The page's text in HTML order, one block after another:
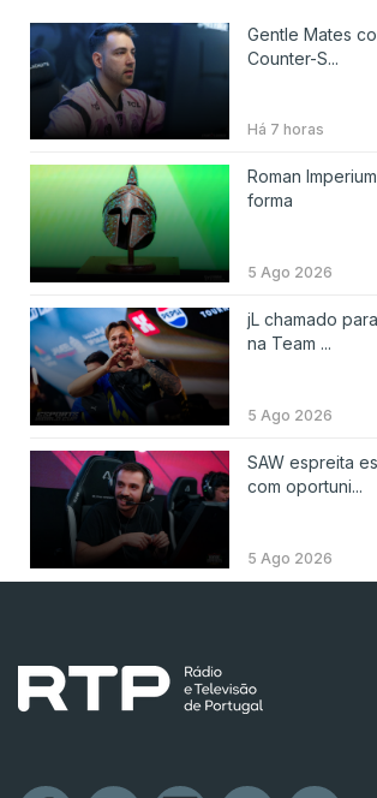
Gentle Mates
Counter-S...
Há 7 horas
Roman
forma
5 Ago 2026
jL chamado
na Team ...
5 Ago 2026
SAW espreita
com oportuni...
5 Ago 2026